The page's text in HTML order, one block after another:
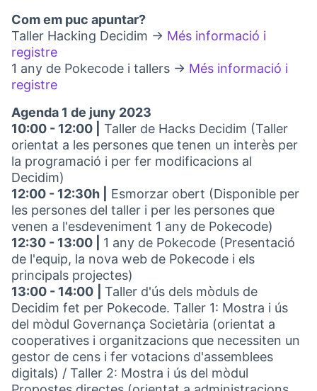
Com em puc apuntar?
Taller Hacking Decidim -> Més informació i
registre
(Obrir en una pestanya nova)
1 any de Pokecode i tallers -> Més informació i
registre
Agenda 1 de juny 2023
10:00 - 12:00 |
Taller de Hacks Decidim (Taller
orientat a les persones que tenen un interès per
la programació i per fer modificacions al
Decidim)
12:00 - 12:30h |
Esmorzar obert (Disponible per
les persones del taller i per les persones que
venen a l'esdeveniment 1 any de Pokecode)
12:30 - 13:00 | 1 any de Pokecode (Presentació
de l'equip, la nova web de Pokecode i els
principals projectes)
13:00 - 14:00
Taller d'ús dels mòduls de
Decidim fet per Pokecode. Taller 1: Mostra i ús
del mòdul Governança Societària (orientat a
cooperatives i organitzacions que necessiten un
gestor de cens i fer votacions d'assemblees
digitals) / Taller 2: Mostra i ús del mòdul